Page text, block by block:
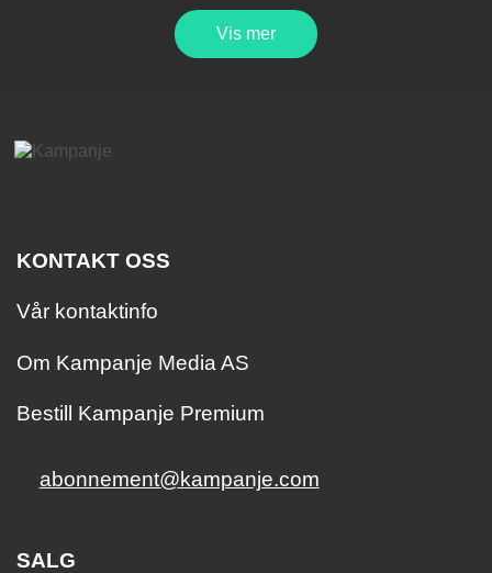
Vis mer
KONTAKT OSS
Vår kontaktinfo
Om Kampanje Media AS
Bestill Kampanje Premium
abonnement@kampanje.com
SALG